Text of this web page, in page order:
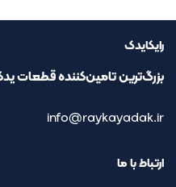
رایکایدک
بزرگ‌ترین تامین‌کننده قطعات
info@raykayadak.ir
ارتباط با ما